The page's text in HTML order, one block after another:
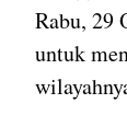
Rabu, 29
untuk